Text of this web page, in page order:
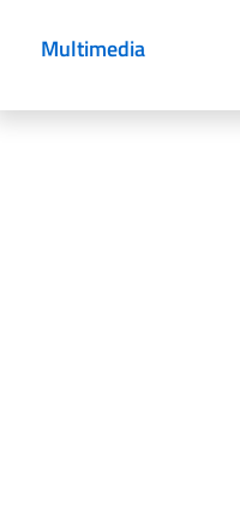
Multimedia